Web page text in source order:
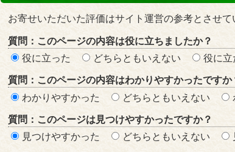
テ
ン
ツ
価
リ
ア
お寄せいただいた評価はサイト運営の参考とさせて
質問：このページの内容は役に立ちましたか？
役に立った
どちらともいえない 役に立
質問：このページの内容はわかりやすかったですか
わかりやすかった
どちらともいえない
質問：このページは見つけやすかったですか？
見つけやすかった
どちらともいえない